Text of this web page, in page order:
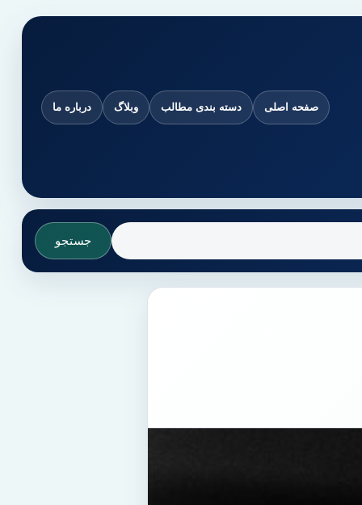
صفحه اصلی دسته بندی مطالب وبلاگ درباره ما
جستجو